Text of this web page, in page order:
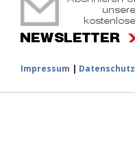
Impressum | Datenschutz